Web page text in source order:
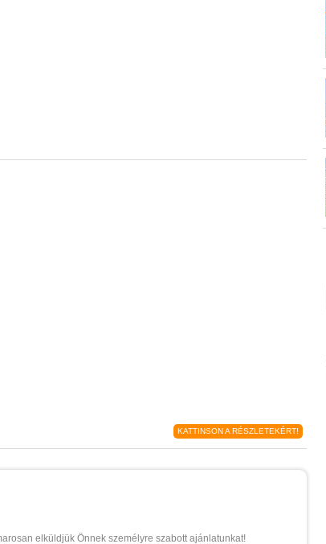
KATTINSON A RÉSZLETEKÉRT!
elküldjük Önnek személyre szabott ajánlatunkat!